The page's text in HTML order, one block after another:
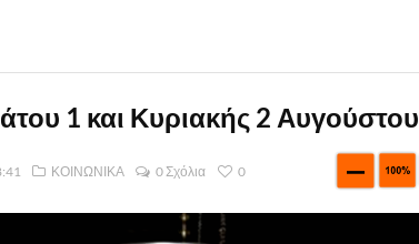
1 και Κυριακής 2 Αυγούστου
ΚΟΙΝΩΝΙΚΑ 0 Σχόλια 0